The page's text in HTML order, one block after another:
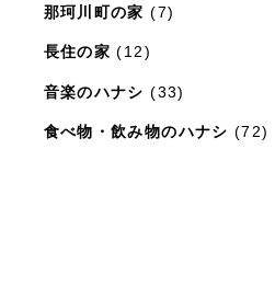
那珂川町の家 (7)
長住の家 (12)
音楽のハナシ (33)
食べ物・飲み物のハナシ (72)